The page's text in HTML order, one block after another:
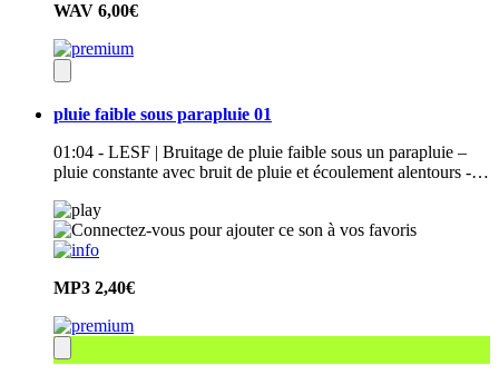
WAV 6,00€
pluie faible sous parapluie 01
01:04 - LESF | Bruitage de pluie faible sous un parapluie –
pluie constante avec bruit de pluie et écoulement alentours -…
MP3 2,40€